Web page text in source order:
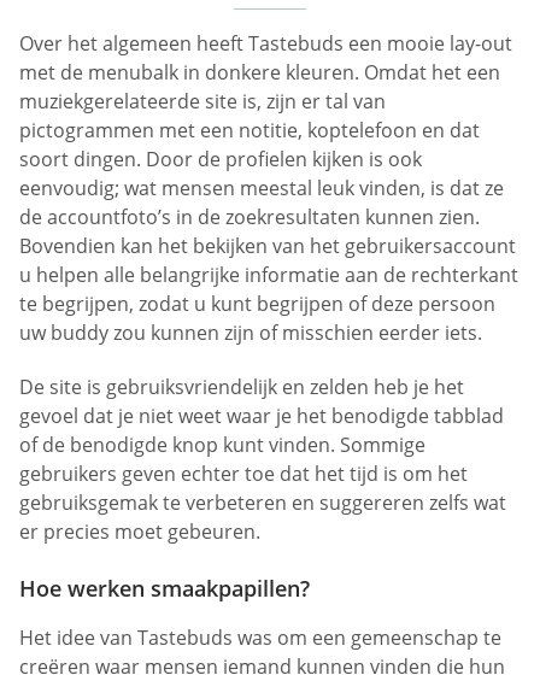
Over het algemeen heeft Tastebuds een mooie lay-out
met de menubalk in donkere kleuren. Omdat het een
muziekgerelateerde site is, zijn er tal van
pictogrammen met een notitie, koptelefoon en dat
soort dingen. Door de profielen kijken is ook
eenvoudig; wat mensen meestal leuk vinden, is dat ze
de accountfoto’s in de zoekresultaten kunnen zien.
Bovendien kan het bekijken van het gebruikersaccount
u helpen alle belangrijke informatie aan de rechterkant
te begrijpen, zodat u kunt begrijpen of deze persoon
uw buddy zou kunnen zijn of misschien eerder iets.
De site is gebruiksvriendelijk en zelden heb je het
gevoel dat je niet weet waar je het benodigde tabblad
of de benodigde knop kunt vinden. Sommige
gebruikers geven echter toe dat het tijd is om het
gebruiksgemak te verbeteren en suggereren zelfs wat
er precies moet gebeuren.
Hoe werken smaakpapillen?
Het idee van Tastebuds was om een gemeenschap te
creëren waar mensen iemand kunnen vinden die hun